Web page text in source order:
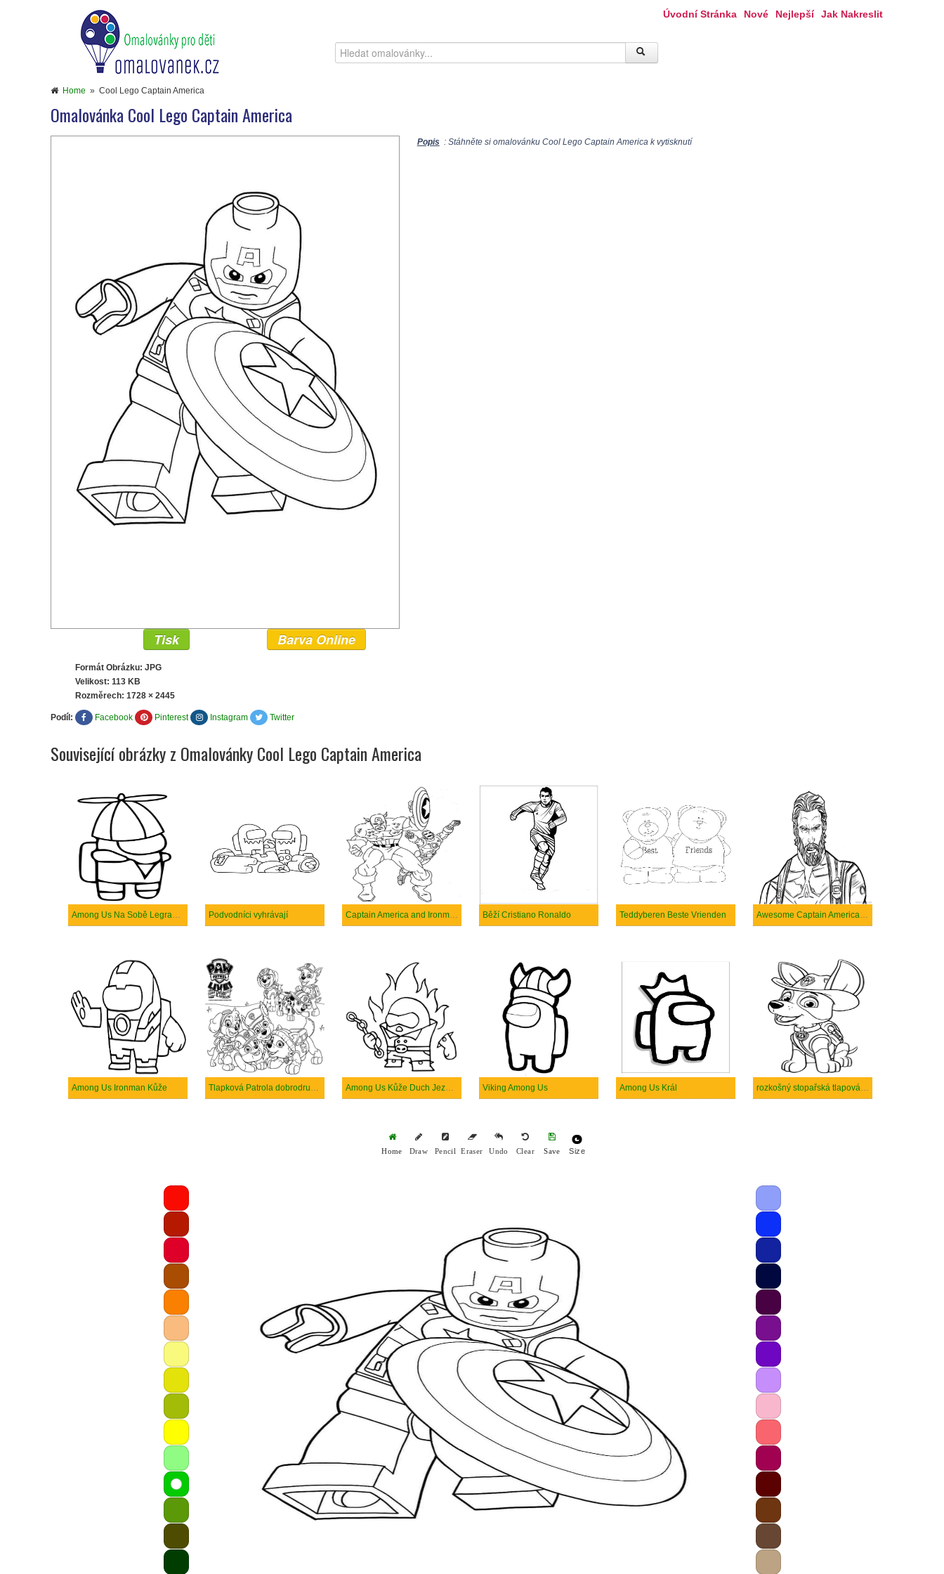
Úvodní Stránka Nové Nejlepší Jak Nakreslit
Home » Cool Lego Captain America
Omalovánka Cool Lego Captain America
Popis : Stáhněte si omalovánku Cool Lego Captain America k vytisknutí
Tisk Barva Online
Formát Obrázku: JPG
Velikost: 113 KB
Rozměrech: 1728 × 2445
Podíl: Facebook Pinterest Instagram Twitter
Související obrázky z Omalovánky Cool Lego Captain America
Among Us Na Sobě Legrační Klobouk Podvodníci vyhrávají Captain America and Ironman Flying Běží Cristiano Ronaldo Teddyberen Beste Vrienden Awesome Captain America Face
Among Us Ironman Kůže Tlapková Patrola dobrodružství Among Us Kůže Duch Jezdce Viking Among Us Among Us Král rozkošný stopařská tlapová hlídka
Home Draw Pencil Eraser Undo Clear Save Size